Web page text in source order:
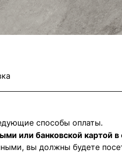
способы оплаты.
или банковской картой в
вы должны будете